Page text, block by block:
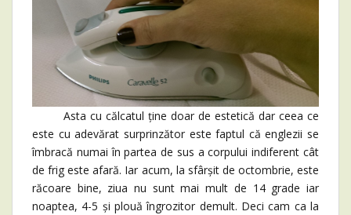
Asta cu călcatul ține doar de estetică dar ceea ce
este cu adevărat surprinzător este faptul că englezii se
îmbracă numai în partea de sus a corpului indiferent cât
de frig este afară. Iar acum, la sfârșit de octombrie, este
răcoare bine, ziua nu sunt mai mult de 14 grade iar
noaptea, 4-5 și plouă îngrozitor demult. Deci cam ca la